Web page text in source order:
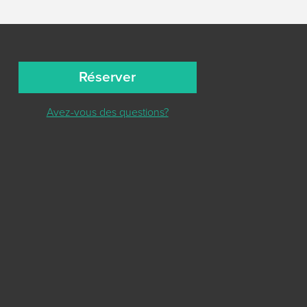
Réserver
Avez-vous des questions?